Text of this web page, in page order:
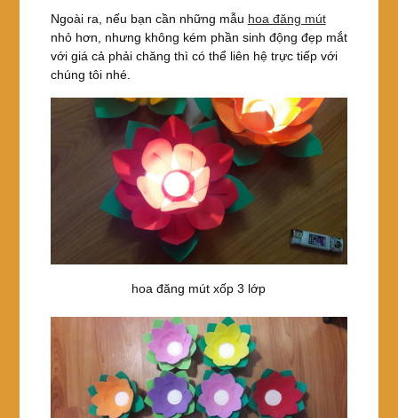
Ngoài ra, nếu bạn cần những mẫu hoa đăng mút
nhỏ hơn, nhưng không kém phần sinh động đẹp mắt
với giá cả phải chăng thì có thể liên hệ trực tiếp với
chúng tôi nhé.
hoa đăng mút xốp 3 lớp